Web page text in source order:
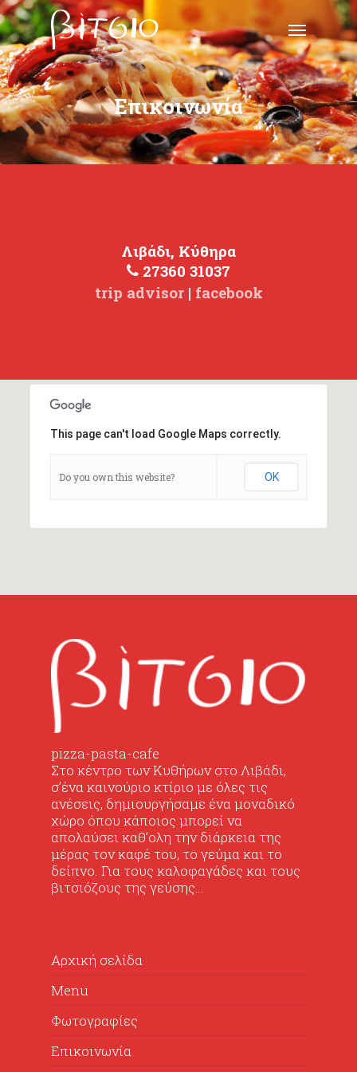
Skip
to
main
content
Menu
Επικοινωνία
Λιβάδι, Κύθηρα
27360 31037
trip advisor| facebook
This page can't load Google Maps correctly.
Do you own this website? OK
pizza-pasta-cafe
Στο κέντρο των Κυθήρων στο Λιβάδι,
σ’ένα καινούριο κτίριο με όλες τις
ανέσεις, δημιουργήσαμε ένα μοναδικό
χώρο όπου κάποιος μπορεί να
απολαύσει καθ’ολη την διάρκεια της
μέρας τον καφέ του, το γεύμα και το
δείπνο. Για τους καλοφαγάδες και τους
βιτσιόζους της γεύσης…
Αρχική σελίδα
Menu
Φωτογραφίες
Επικοινωνία